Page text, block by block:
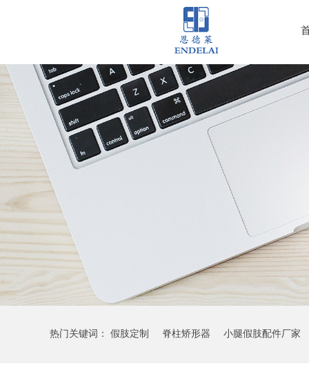
热门关键词： 假肢定制 脊柱矫形器 小腿假肢配件厂家